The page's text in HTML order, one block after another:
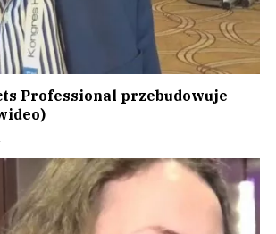
Professional przebudowuje